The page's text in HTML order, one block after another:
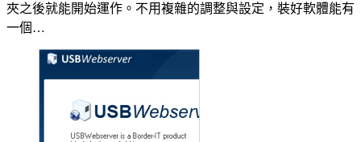
夾之後就能開始運作。不用複雜的調整與設定，裝好軟體能有
一個…